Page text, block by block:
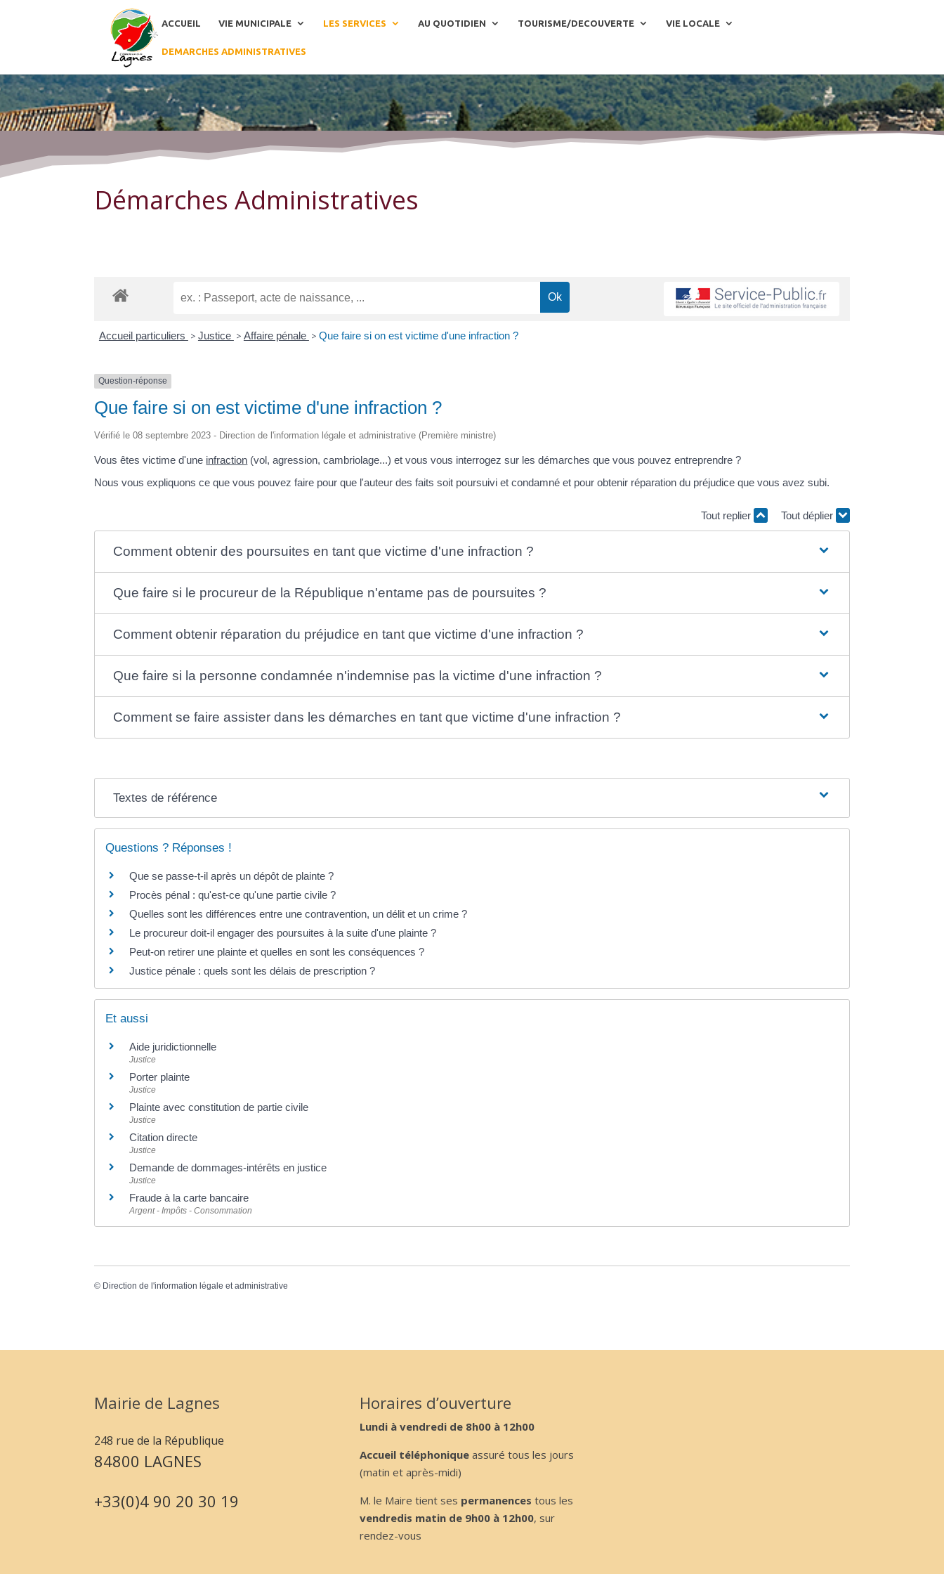
ACCUEIL VIE MUNICIPALE LES SERVICES AU QUOTIDIEN TOURISME/DECOUVERTE VIE LOCALE
DEMARCHES ADMINISTRATIVES
Démarches Administratives
Démarches Administratives
Accueil particuliers > Justice > Affaire pénale > Que faire si on est victime d'une infraction ?
Question-réponse
Que faire si on est victime d'une infraction ?
Vérifié le 08 septembre 2023 - Direction de l'information légale et administrative (Première ministre)
Vous êtes victime d'une infraction (vol, agression, cambriolage...) et vous vous interrogez sur les démarches que vous pouvez entreprendre ?
Nous vous expliquons ce que vous pouvez faire pour que l'auteur des faits soit poursuivi et condamné et pour obtenir réparation du préjudice que vous avez subi.
Tout replier Tout déplier
Comment obtenir des poursuites en tant que victime d'une infraction ?
Que faire si le procureur de la République n'entame pas de poursuites ?
Comment obtenir réparation du préjudice en tant que victime d'une infraction ?
Que faire si la personne condamnée n'indemnise pas la victime d'une infraction ?
Comment se faire assister dans les démarches en tant que victime d'une infraction ?
Textes de référence
Questions ? Réponses !
Que se passe-t-il après un dépôt de plainte ?
Procès pénal : qu'est-ce qu'une partie civile ?
Quelles sont les différences entre une contravention, un délit et un crime ?
Le procureur doit-il engager des poursuites à la suite d'une plainte ?
Peut-on retirer une plainte et quelles en sont les conséquences ?
Justice pénale : quels sont les délais de prescription ?
Et aussi
Aide juridictionnelle
Justice
Porter plainte
Justice
Plainte avec constitution de partie civile
Justice
Citation directe
Justice
Demande de dommages-intérêts en justice
Justice
Fraude à la carte bancaire
Argent - Impôts - Consommation
© Direction de l'information légale et administrative
Mairie de Lagnes
248 rue de la République
84800 LAGNES
+33(0)4 90 20 30 19
Horaires d’ouverture
Lundi à vendredi de 8h00 à 12h00
Accueil téléphonique assuré tous les jours
(matin et après-midi)
M. le Maire tient ses permanences tous les
vendredis matin de 9h00 à 12h00, sur
rendez-vous